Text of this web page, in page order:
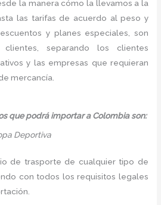
la manera cómo la llevamos a la
las tarifas de acuerdo al peso y
y planes especiales, son
separando los clientes
y las empresas que requieran
mercancía.
que podrá importar a Colombia son:
Deportiva
de trasporte de cualquier tipo de
con todos los requisitos legales